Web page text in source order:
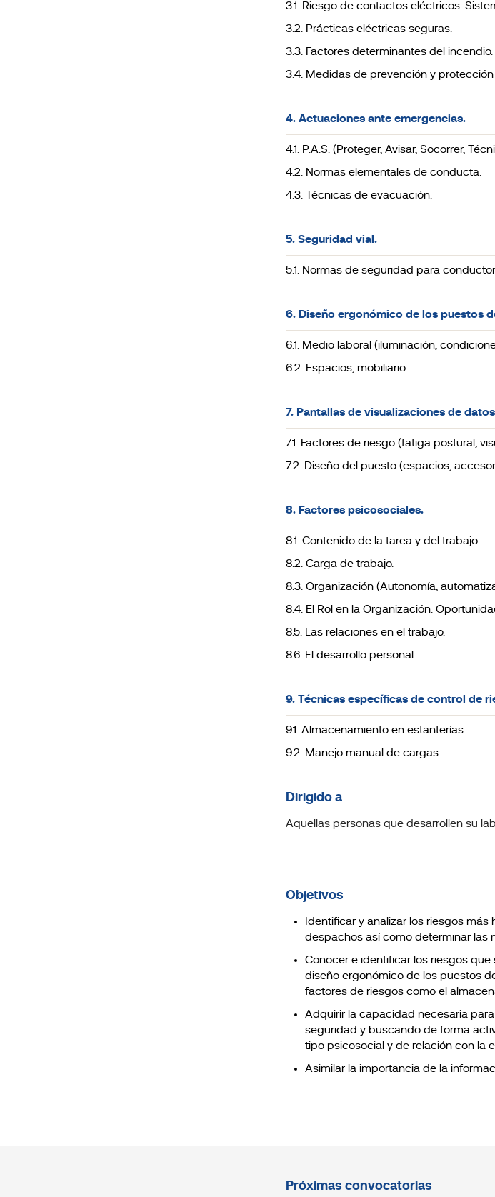
3.1. Riesgo de contactos eléctricos.
3.2. Prácticas eléctricas seguras.
3.3. Factores determinantes del incendio.
3.4. Medidas de prevención y
4. Actuaciones ante emergencias.
4.1. P.A.S. (Proteger, Avisar, Socorrer,
4.2. Normas elementales de conducta.
4.3. Técnicas de evacuación.
5. Seguridad vial.
5.1. Normas de seguridad para
6. Diseño ergonómico de los puestos
6.1. Medio laboral (iluminación,
6.2. Espacios, mobiliario.
7. Pantallas de visualizaciones de
7.1. Factores de riesgo (fatiga postural,
7.2. Diseño del puesto (espacios,
8. Factores psicosociales.
8.1. Contenido de la tarea y del trabajo.
8.2. Carga de trabajo.
8.3. Organización (Autonomía,
8.4. El Rol en la Organización.
8.5. Las relaciones en el trabajo.
8.6. El desarrollo personal
9. Técnicas específicas de control de
9.1. Almacenamiento en estanterías.
9.2. Manejo manual de cargas.
Dirigido a
Aquellas personas que desarrollen su
Objetivos
Identificar y analizar los riesgos
despachos así como determinar las
Conocer e identificar los riesgos
diseño ergonómico de los puestos
factores de riesgos como el
Adquirir la capacidad necesaria
seguridad y buscando de forma
tipo psicosocial y de relación con la
Asimilar la importancia de la
Próximas convocatorias